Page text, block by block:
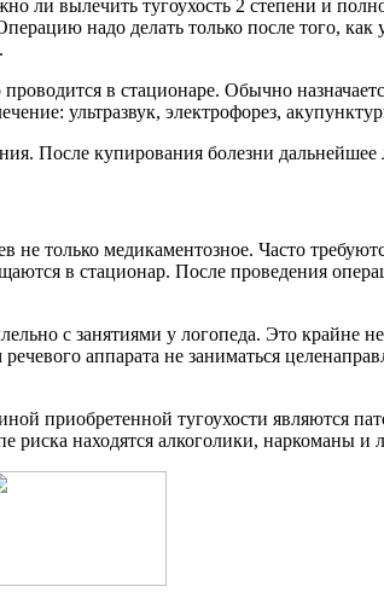
ли вылечить тугоухость 2 степени и
надо делать только после того,
в стационаре. Обычно
ультразвук, электрофорез,
После купирования болезни дальнейшее
не только медикаментозное. Часто
в стационар. После проведения
с занятиями у логопеда. Это крайне
аппарата не заниматься
приобретенной тугоухости являются
риска находятся алкоголики, наркоманы